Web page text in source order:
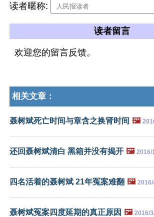
读者暱称:
读者留言
欢迎您的留言反馈。
相关文章：
聂树斌死亡时间与章含之换肾时间 🖼️
还回聂树斌清白 黑箱并没有揭开 🖼️ 2016/
四名活着的聂树斌 21年冤案难翻 🖼️ 2016/
聂树斌冤案四度延期的真正原因 🖼️ 2016/